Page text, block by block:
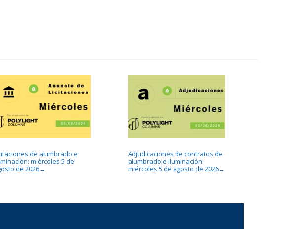
de alumbrado e
miércoles 5 de
de 2026→
Adjudicaciones de contratos de
alumbrado e iluminación:
miércoles 5 de agosto de 2026→